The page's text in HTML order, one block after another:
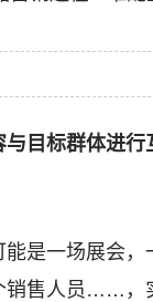
目标群体进行
是一场展会，
销售人员……，